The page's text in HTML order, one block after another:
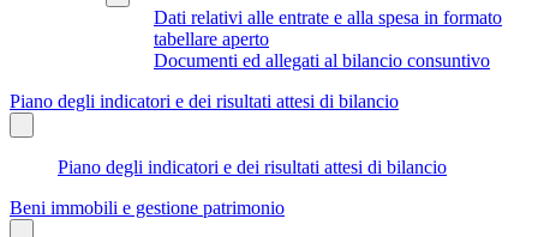
Dati relativi alle entrate e alla spesa in formato
tabellare aperto
Documenti ed allegati al bilancio consuntivo
Piano degli indicatori e dei risultati attesi di bilancio
Piano degli indicatori e dei risultati attesi di bilancio
Beni immobili e gestione patrimonio